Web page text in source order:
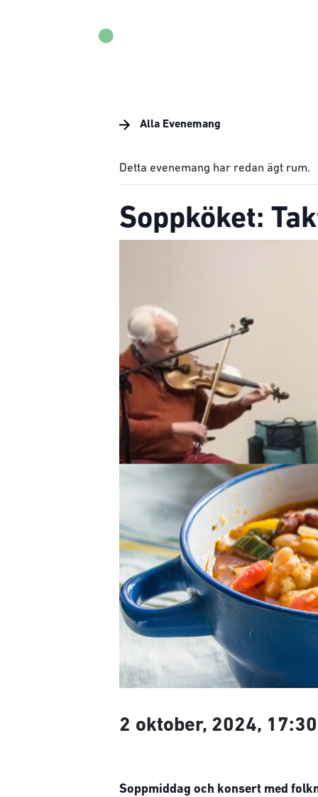
Alla Evenemang
Detta evenemang har redan ägt rum.
Soppköket:
2 oktober, 2024, 17:30
Soppmiddag och konsert med